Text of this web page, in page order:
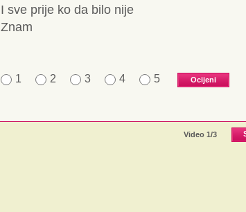
I sve prije ko da bilo nije
Znam
1 2 3 4 5
Video 1/3